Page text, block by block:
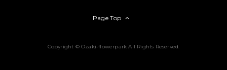
Copyright © Ozaki-flowerpark All Rights Reserved.
Page Top